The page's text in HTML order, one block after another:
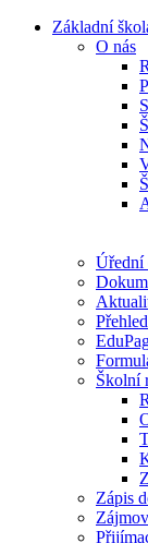
Základní
O nás
Úřední
Školní
Zápis